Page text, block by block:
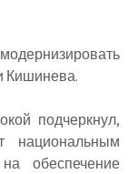
Кишинева.
подчеркнул,
национальным
обеспечение